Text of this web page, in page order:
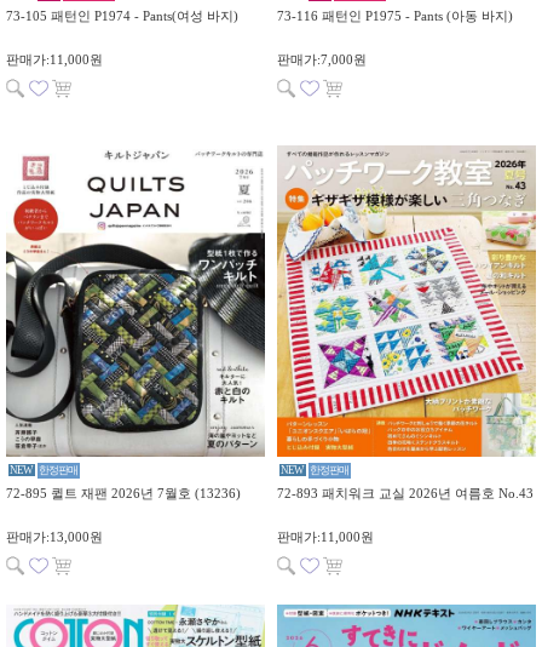
73-105 패턴인 P1974 - Pants(여성 바지)
판매가:11,000원
73-116 패턴인 P1975 - Pants (아동 바지)
판매가:7,000원
NEW 한정판매
72-895 퀼트 재팬 2026년 7월호 (13236)
판매가:13,000원
NEW 한정판매
72-893 패치워크 교실 2026년 여름호 No.43
판매가:11,000원